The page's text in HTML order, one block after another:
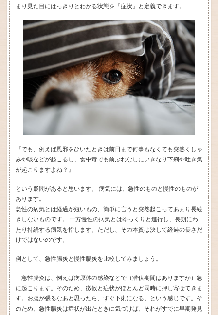
まり見た目にはっきりとわかる状態を『症状』と定義できます。
『でも、例えば風邪をひいたときは前日まで何事もなくても突然くしゃ
みや咳などが起こるし、食中毒でも前ぶれなしにいきなり下痢や吐き気
が起こりますよね？』
という疑問があると思います。 病気には、急性のものと慢性のものが
あります。
急性の病気とは経過が短いもの、簡単に言うと突然起こってあまり長続
きしないものです。 一方慢性の病気とはゆっくりと進行し、長期にわ
たり持続する病気を指します。ただし、その本質は決して経過の長さだ
けではないのです。
例として、急性腸炎と慢性腸炎を比較してみましょう。
急性腸炎は、例えば病原体の感染などで（潜伏期間はありますが）急
に起こります。そのため、徴候と症状がほとんど同時に押し寄せてきま
す。お腹が張るなあと思ったら、すぐ下痢になる。という感じです。そ
のため、急性腸炎は症状が出たときに気づけば、それがすでに早期発見